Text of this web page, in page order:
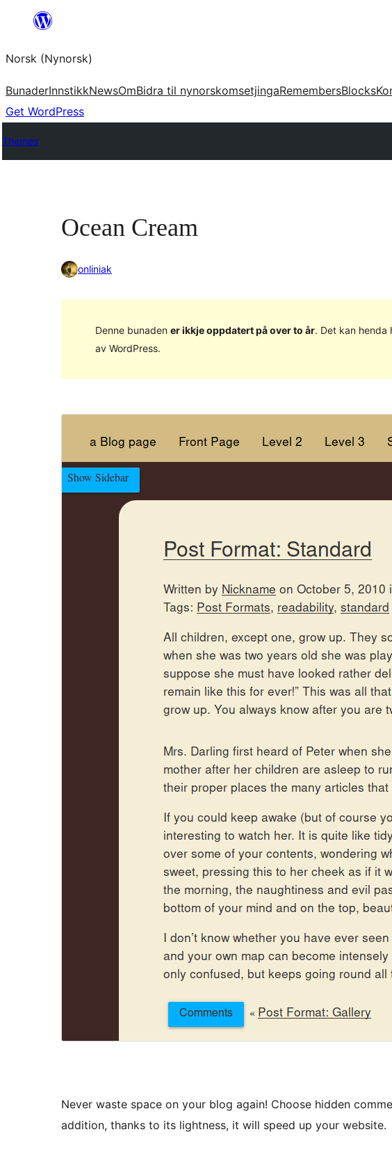
content
Norsk (Nynorsk)
BunaderInnstikkNewsOmBidra til nynorskomsetjingaRemembersBlocks
Get WordPress
Themes
Ocean Cream
onliniak
Denne bunaden er ikkje oppdatert på over to år. Det kan henda
av WordPress.
Never waste space on your blog again! Choose hidden
addition, thanks to its lightness, it will speed up your website.